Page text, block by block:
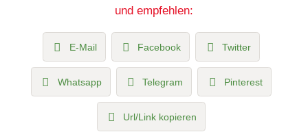
und empfehlen:
E-Mail Facebook Twitter
Whatsapp Telegram Pinterest
Url/Link kopieren